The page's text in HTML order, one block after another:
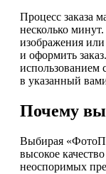
Процесс заказа
несколько
изображения
и оформить
использованием
в указанный
Почему
Выбирая
высокое
неоспоримых